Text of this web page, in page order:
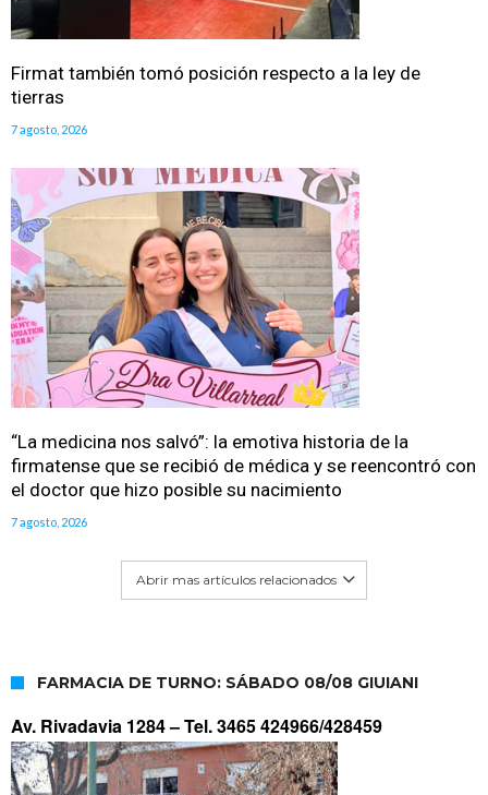
Firmat también tomó posición respecto a la ley de
tierras
7 agosto, 2026
“La medicina nos salvó”: la emotiva historia de la
firmatense que se recibió de médica y se reencontró con
el doctor que hizo posible su nacimiento
7 agosto, 2026
Abrir mas artículos relacionados
FARMACIA DE TURNO: SÁBADO 08/08 GIUIANI
Av. Rivadavia 1284 –Tel. 3465 424966/428459